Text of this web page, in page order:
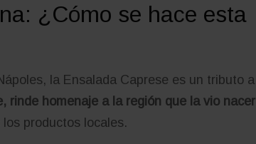
¿Cómo se hace esta
la Ensalada Caprese es un tributo a
rinde homenaje a la región que la vio nacer
productos locales.